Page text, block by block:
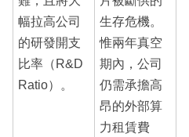
幅拉高公司
的研發開支
比率（R&D
Ratio）。
生存危機。
惟兩年真空
期內，公司
仍需承擔高
昂的外部算
力租賃費